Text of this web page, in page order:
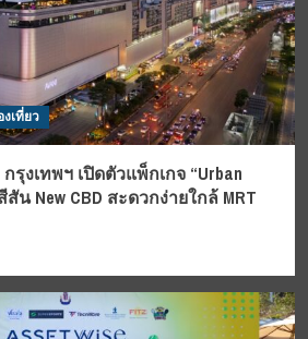
เที่ยว
งเทพฯ เปิดตัวแพ็กเกจ “Urban
น New CBD สะดวกง่ายใกล้ MRT